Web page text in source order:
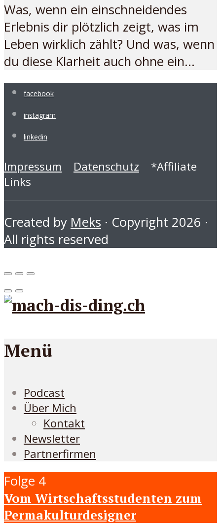
Was, wenn ein einschneidendes
Erlebnis dir plötzlich zeigt, was im
Leben wirklich zählt? Und was, wenn
du diese Klarheit auch ohne ein...
facebook
instagram
linkedin
Impressum Datenschutz *Affiliate
Links
Created by Meks · Copyright 2026 ·
All rights reserved
Menü
Podcast
Über Mich
Kontakt
Newsletter
Partnerfirmen
Folge 4
Vom Wirtschaftsstudenten zum
Permakulturdesigner